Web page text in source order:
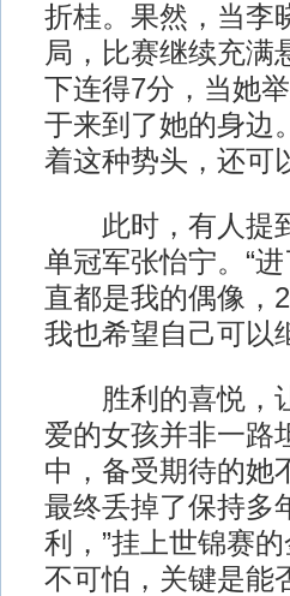
折桂。果然，当李
局，比赛继续充满
下连得7分，当她
于来到了她的身边
着这种势头，还可
此时，有人提到
单冠军张怡宁。“
直都是我的偶像，
我也希望自己可以
胜利的喜悦，让
爱的女孩并非一路
中，备受期待的她
最终丢掉了保持多
利，”挂上世锦赛
不可怕，关键是能